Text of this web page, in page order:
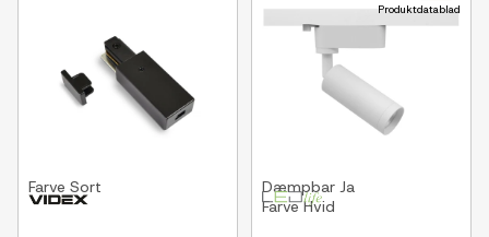
Farve Sort
Produktdatablad
Dæmpbar Ja
FarveHvid